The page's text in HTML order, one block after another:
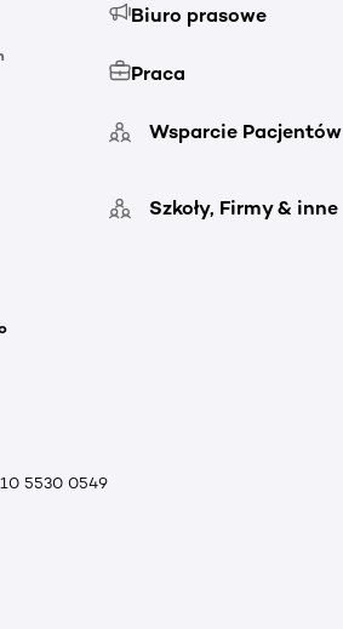
Biuro prasowe
Praca
Wsparcie Pacjentów
Szkoły, Firmy & inne
5530 0549